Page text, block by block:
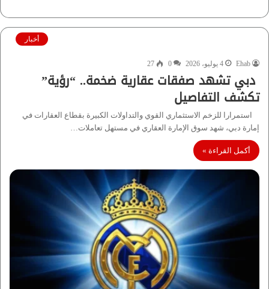
أخبار
Ehab 4 يوليو، 2026 0
27
دبي تشهد صفقات عقارية ضخمة.. “رؤية”
تكشف التفاصيل
استمرارا للزخم الاستثماري القوي والتداولات الكبيرة بقطاع العقارات في
إمارة دبي، شهد سوق الإمارة العقاري في مستهل تعاملات…
أكمل القراءة »